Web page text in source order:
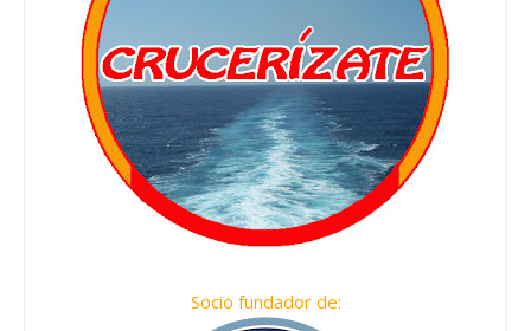
Socio fundador de: